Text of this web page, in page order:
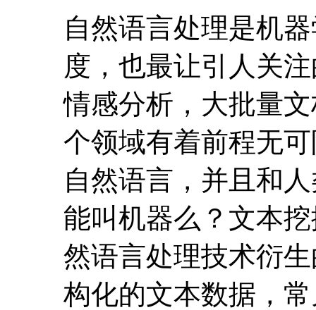
自然语言处理是机
度，也最让引人关
情感分析，大批量
个领域有着前程无
自然语言，并且和
能叫机器么？文本
然语言处理技术衍
构化的文本数据，